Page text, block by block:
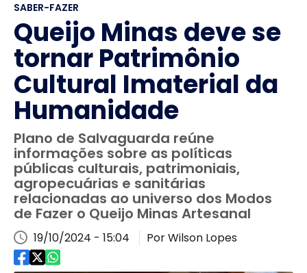
SABER-FAZER
Queijo Minas deve se
tornar Patrimônio
Cultural Imaterial da
Humanidade
Plano de Salvaguarda reúne
informações sobre as políticas
públicas culturais, patrimoniais,
agropecuárias e sanitárias
relacionadas ao universo dos Modos
de Fazer o Queijo Minas Artesanal
19/10/2024 - 15:04 Por Wilson Lopes